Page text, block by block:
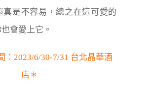
真是不容易，總之在這可愛的
會愛上它。
：2023/6/30-7/31 台北晶華酒
店＊